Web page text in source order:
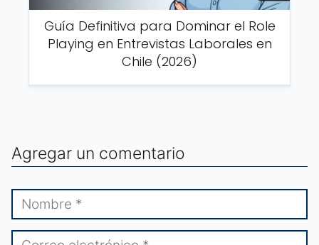
Guía Definitiva para Dominar el Role
Playing en Entrevistas Laborales en
Chile (2026)
Agregar un comentario